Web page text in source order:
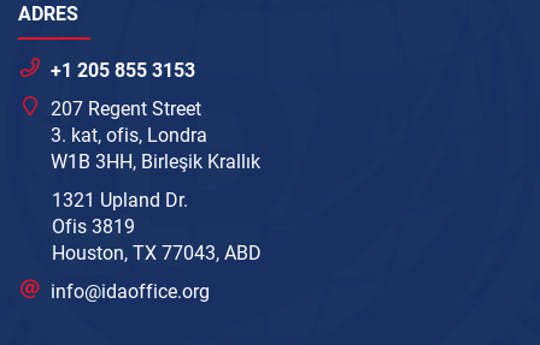
ADRES
+1 205 855 3153
207 Regent Street
3. kat, ofis, Londra
W1B 3HH, Birleşik Krallık
1321 Upland Dr.
Ofis 3819
Houston, TX 77043, ABD
info@idaoffice.org